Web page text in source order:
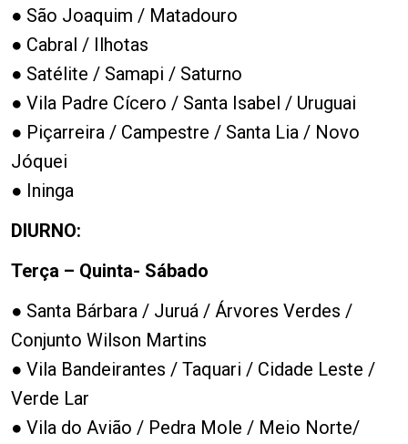
● São Joaquim / Matadouro
● Cabral / Ilhotas
● Satélite / Samapi / Saturno
● Vila Padre Cícero / Santa Isabel / Uruguai
● Piçarreira / Campestre / Santa Lia / Novo
Jóquei
● Ininga
DIURNO:
Terça – Quinta- Sábado
● Santa Bárbara / Juruá / Árvores Verdes /
Conjunto Wilson Martins
● Vila Bandeirantes / Taquari / Cidade Leste /
Verde Lar
● Vila do Avião / Pedra Mole / Meio Norte/